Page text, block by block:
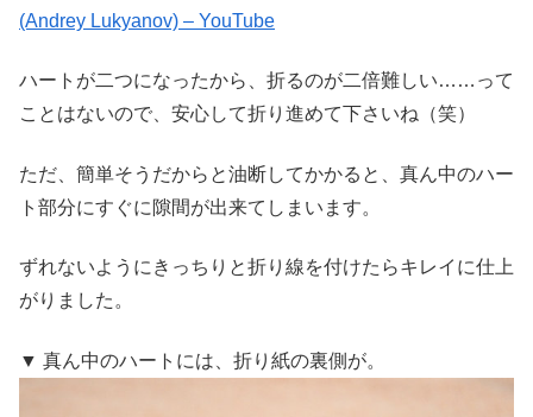
(Andrey Lukyanov) – YouTube
ハートが二つになったから、折るのが二倍難しい……って
ことはないので、安心して折り進めて下さいね（笑）
ただ、簡単そうだからと油断してかかると、真ん中のハー
ト部分にすぐに隙間が出来てしまいます。
ずれないようにきっちりと折り線を付けたらキレイに仕上
がりました。
▼ 真ん中のハートには、折り紙の裏側が。